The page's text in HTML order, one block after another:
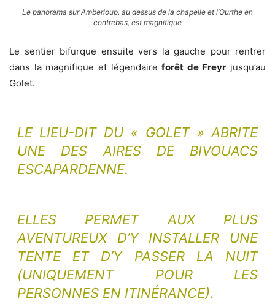
Le panorama sur Amberloup, au dessus de la chapelle et l’Ourthe en
contrebas, est magnifique
Le sentier bifurque ensuite vers la gauche pour rentrer
dans la magnifique et légendaireforêt de Freyr jusqu’au
Golet.
LE LIEU-DIT DU « GOLET » ABRITE
UNE DES AIRES DE BIVOUACS
ESCAPARDENNE.
ELLES PERMET AUX PLUS
AVENTUREUX D’Y INSTALLER UNE
TENTE ET D’Y PASSER LA NUIT
(UNIQUEMENT POUR LES
PERSONNES EN ITINÉRANCE).